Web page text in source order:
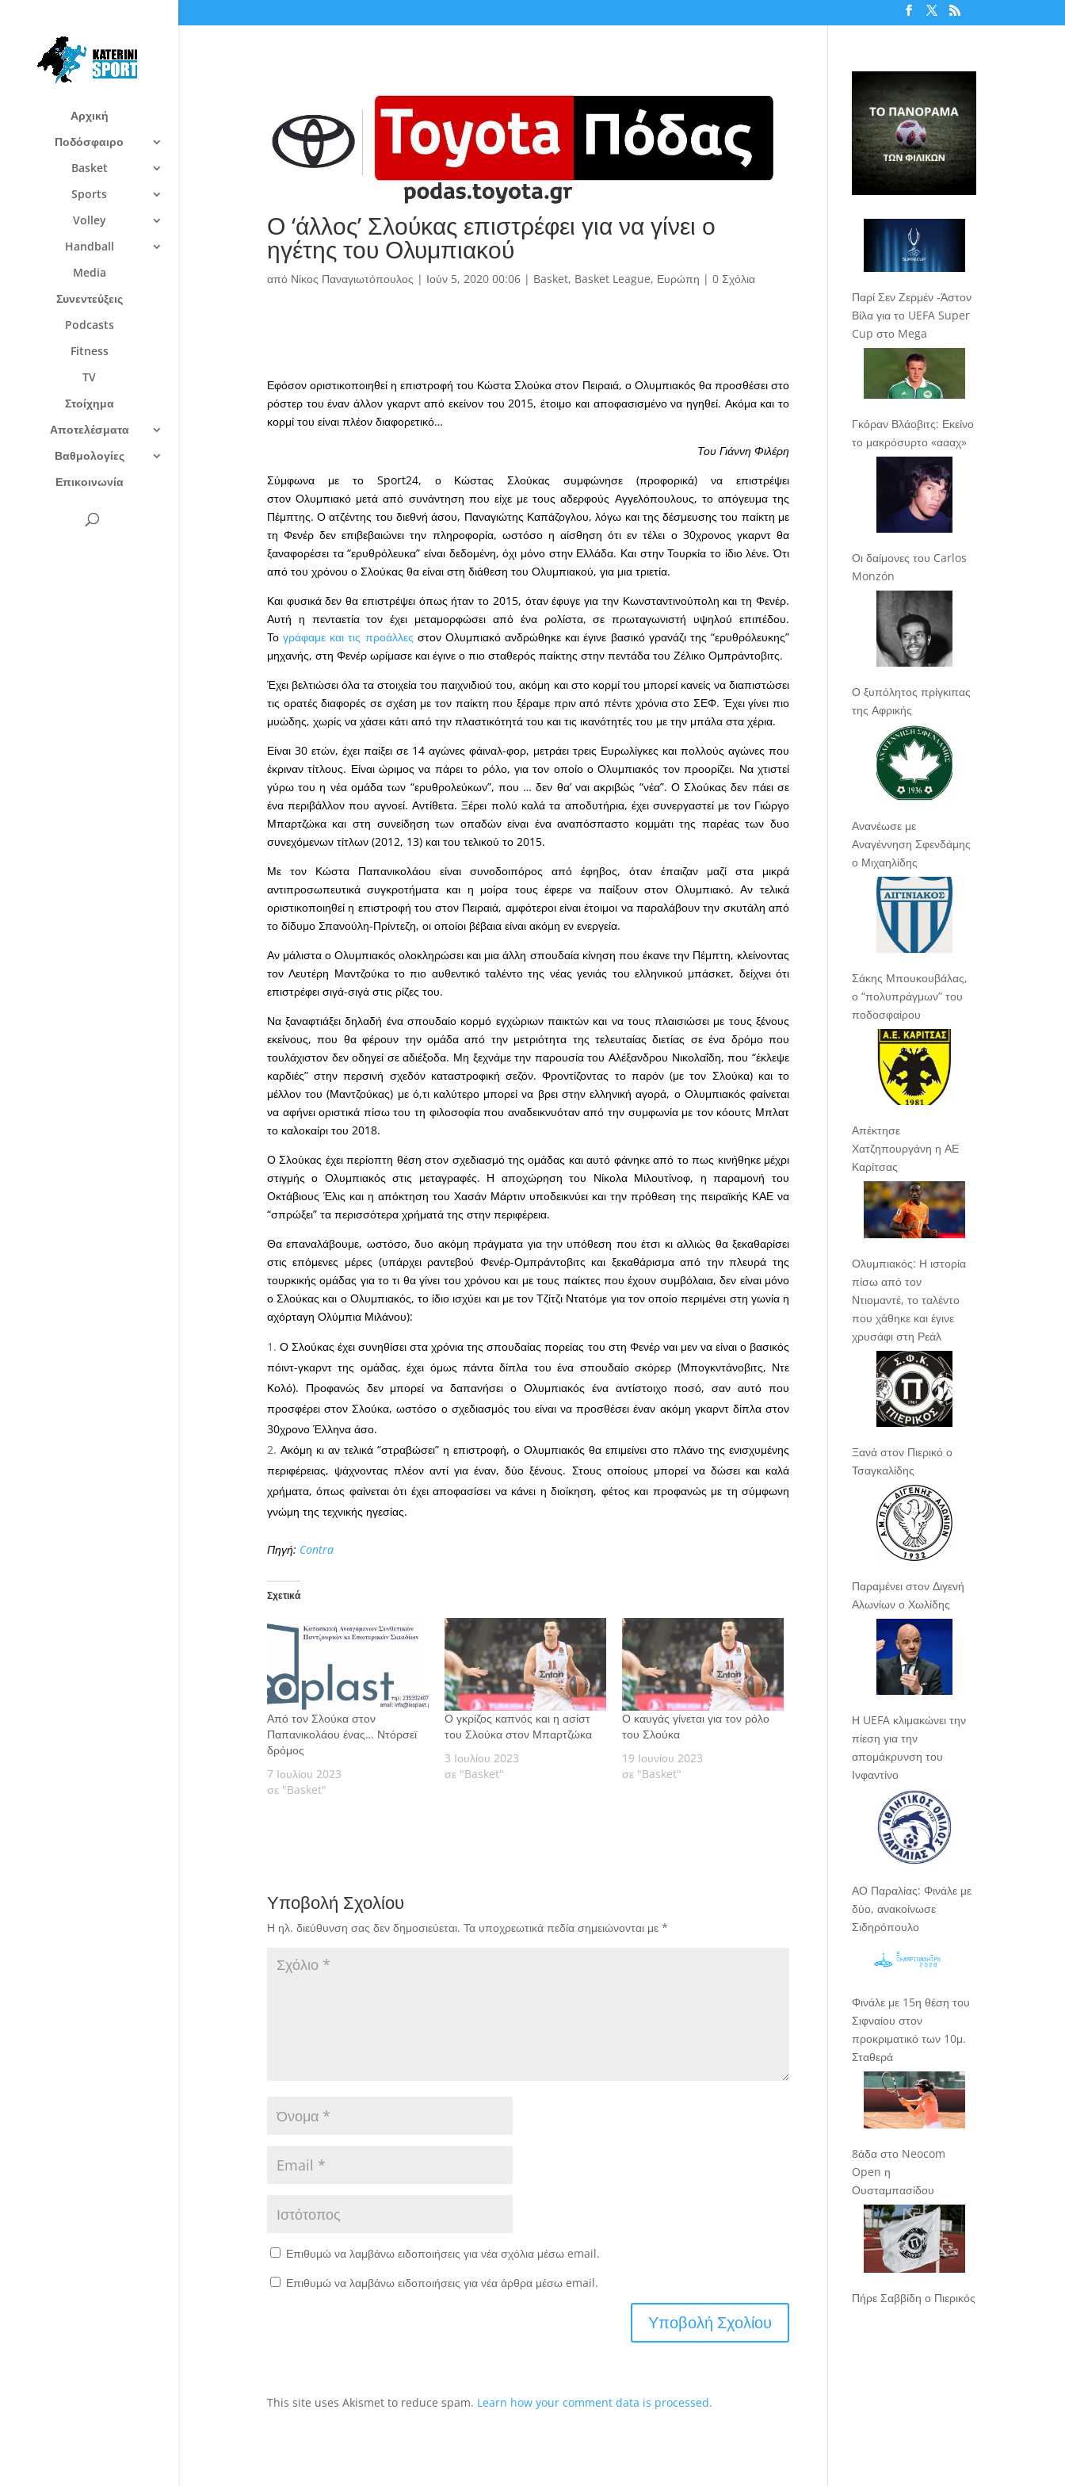
Αρχική
Ποδόσφαιρο
Basket
Sports
Volley
Handball
Media
Συνεντεύξεις
Podcasts
Fitness
TV
Στοίχημα
Αποτελέσματα
Βαθμολογίες
Επικοινωνία
Ο ‘άλλος’ Σλούκας επιστρέφει για να γίνει ο
ηγέτης του Ολυμπιακού
από Νίκος Παναγιωτόπουλος | Ιούν 5, 2020 00:06| Basket, Basket League, Ευρώπη | 0 Σχόλια
Εφόσον οριστικοποιηθεί η επιστροφή του Κώστα Σλούκα στον Πειραιά, ο Ολυμπιακός θα προσθέσει στο
ρόστερ του έναν άλλον γκαρντ από εκείνον του 2015, έτοιμο και αποφασισμένο να ηγηθεί. Ακόμα και το
κορμί του είναι πλέον διαφορετικό…
Του Γιάννη Φιλέρη
Σύμφωνα με το Sport24, ο Κώστας Σλούκας συμφώνησε (προφορικά) να επιστρέψει
στον Ολυμπιακό μετά από συνάντηση που είχε με τους αδερφούς Αγγελόπουλους, το απόγευμα της
Πέμπτης. Ο ατζέντης του διεθνή άσου, Παναγιώτης Καπάζογλου, λόγω και της δέσμευσης του παίκτη με
τη Φενέρ δεν επιβεβαιώνει την πληροφορία, ωστόσο η αίσθηση ότι εν τέλει ο 30χρονος γκαρντ θα
ξαναφορέσει τα “ερυθρόλευκα” είναι δεδομένη, όχι μόνο στην Ελλάδα. Και στην Τουρκία το ίδιο λένε. Ότι
από του χρόνου ο Σλούκας θα είναι στη διάθεση του Ολυμπιακού, για μια τριετία.
Και φυσικά δεν θα επιστρέψει όπως ήταν το 2015, όταν έφυγε για την Κωνσταντινούπολη και τη Φενέρ.
Αυτή η πενταετία τον έχει μεταμορφώσει από ένα ρολίστα, σε πρωταγωνιστή υψηλού επιπέδου.
Το γράφαμε και τις προάλλες στον Ολυμπιακό ανδρώθηκε και έγινε βασικό γρανάζι της “ερυθρόλευκης”
μηχανής, στη Φενέρ ωρίμασε και έγινε ο πιο σταθερός παίκτης στην πεντάδα του Ζέλικο Ομπράντοβιτς.
Έχει βελτιώσει όλα τα στοιχεία του παιχνιδιού του, ακόμη και στο κορμί του μπορεί κανείς να διαπιστώσει
τις ορατές διαφορές σε σχέση με τον παίκτη που ξέραμε πριν από πέντε χρόνια στο ΣΕΦ. Έχει γίνει πιο
μυώδης, χωρίς να χάσει κάτι από την πλαστικότητά του και τις ικανότητές του με την μπάλα στα χέρια.
Είναι 30 ετών, έχει παίξει σε 14 αγώνες φάιναλ-φορ, μετράει τρεις Ευρωλίγκες και πολλούς αγώνες που
έκριναν τίτλους. Είναι ώριμος να πάρει το ρόλο, για τον οποίο ο Ολυμπιακός τον προορίζει. Να χτιστεί
γύρω του η νέα ομάδα των “ερυθρολεύκων”, που … δεν θα’ ναι ακριβώς “νέα”. Ο Σλούκας δεν πάει σε
ένα περιβάλλον που αγνοεί. Αντίθετα. Ξέρει πολύ καλά τα αποδυτήρια, έχει συνεργαστεί με τον Γιώργο
Μπαρτζώκα και στη συνείδηση των οπαδών είναι ένα αναπόσπαστο κομμάτι της παρέας των δυο
συνεχόμενων τίτλων (2012, 13) και του τελικού το 2015.
Με τον Κώστα Παπανικολάου είναι συνοδοιπόρος από έφηβος, όταν έπαιζαν μαζί στα μικρά
αντιπροσωπευτικά συγκροτήματα και η μοίρα τους έφερε να παίξουν στον Ολυμπιακό. Αν τελικά
οριστικοποιηθεί η επιστροφή του στον Πειραιά, αμφότεροι είναι έτοιμοι να παραλάβουν την σκυτάλη από
το δίδυμο Σπανούλη-Πρίντεζη, οι οποίοι βέβαια είναι ακόμη εν ενεργεία.
Αν μάλιστα ο Ολυμπιακός ολοκληρώσει και μια άλλη σπουδαία κίνηση που έκανε την Πέμπτη, κλείνοντας
τον Λευτέρη Μαντζούκα το πιο αυθεντικό ταλέντο της νέας γενιάς του ελληνικού μπάσκετ, δείχνει ότι
επιστρέφει σιγά-σιγά στις ρίζες του.
Να ξαναφτιάξει δηλαδή ένα σπουδαίο κορμό εγχώριων παικτών και να τους πλαισιώσει με τους ξένους
εκείνους, που θα φέρουν την ομάδα από την μετριότητα της τελευταίας διετίας σε ένα δρόμο που
τουλάχιστον δεν οδηγεί σε αδιέξοδα. Μη ξεχνάμε την παρουσία του Αλέξανδρου Νικολαΐδη, που “έκλεψε
καρδιές” στην περσινή σχεδόν καταστροφική σεζόν. Φροντίζοντας το παρόν (με τον Σλούκα) και το
μέλλον του (Μαντζούκας) με ό,τι καλύτερο μπορεί να βρει στην ελληνική αγορά, ο Ολυμπιακός φαίνεται
να αφήνει οριστικά πίσω του τη φιλοσοφία που αναδεικνυόταν από την συμφωνία με τον κόουτς Μπλατ
το καλοκαίρι του 2018.
Ο Σλούκας έχει περίοπτη θέση στον σχεδιασμό της ομάδας και αυτό φάνηκε από το πως κινήθηκε μέχρι
στιγμής ο Ολυμπιακός στις μεταγραφές. Η αποχώρηση του Νίκολα Μιλουτίνοφ, η παραμονή του
Οκτάβιους Έλις και η απόκτηση του Χασάν Μάρτιν υποδεικνύει και την πρόθεση της πειραϊκής ΚΑΕ να
“σπρώξει” τα περισσότερα χρήματά της στην περιφέρεια.
Θα επαναλάβουμε, ωστόσο, δυο ακόμη πράγματα για την υπόθεση που έτσι κι αλλιώς θα ξεκαθαρίσει
στις επόμενες μέρες (υπάρχει ραντεβού Φενέρ-Ομπράντοβιτς και ξεκαθάρισμα από την πλευρά της
τουρκικής ομάδας για το τι θα γίνει του χρόνου και με τους παίκτες που έχουν συμβόλαια, δεν είναι μόνο
ο Σλούκας και ο Ολυμπιακός, το ίδιο ισχύει και με τον Τζίτζι Ντατόμε για τον οποίο περιμένει στη γωνία η
αχόρταγη Ολύμπια Μιλάνου):
Ο Σλούκας έχει συνηθίσει στα χρόνια της σπουδαίας πορείας του στη Φενέρ ναι μεν να είναι ο βασικός
πόιντ-γκαρντ της ομάδας, έχει όμως πάντα δίπλα του ένα σπουδαίο σκόρερ (Μπογκντάνοβιτς, Ντε
Κολό). Προφανώς δεν μπορεί να δαπανήσει ο Ολυμπιακός ένα αντίστοιχο ποσό, σαν αυτό που
προσφέρει στον Σλούκα, ωστόσο ο σχεδιασμός του είναι να προσθέσει έναν ακόμη γκαρντ δίπλα στον
30χρονο Έλληνα άσο.
Ακόμη κι αν τελικά “στραβώσει” η επιστροφή, ο Ολυμπιακός θα επιμείνει στο πλάνο της ενισχυμένης
περιφέρειας, ψάχνοντας πλέον αντί για έναν, δύο ξένους. Στους οποίους μπορεί να δώσει και καλά
χρήματα, όπως φαίνεται ότι έχει αποφασίσει να κάνει η διοίκηση, φέτος και προφανώς με τη σύμφωνη
γνώμη της τεχνικής ηγεσίας.
Πηγή: Contra
Σχετικά
Από τον Σλούκα στον
Παπανικολάου ένας… Ντόρσεϊ
δρόμος
7 Ιουλίου 2023
σε "Basket"
Ο γκρίζος καπνός και η ασίστ
του Σλούκα στον Μπαρτζώκα
3 Ιουλίου 2023
σε "Basket"
Ο καυγάς γίνεται για τον ρόλο
του Σλούκα
19 Ιουνίου 2023
σε "Basket"
Υποβολή Σχολίου
Η ηλ. διεύθυνση σας δεν δημοσιεύεται. Τα υποχρεωτικά πεδία σημειώνονται με *
Επιθυμώ να λαμβάνω ειδοποιήσεις για νέα σχόλια μέσω email.
Επιθυμώ να λαμβάνω ειδοποιήσεις για νέα άρθρα μέσω email.
This site uses Akismet to reduce spam. Learn how your comment data is processed.
Παρί Σεν Ζερμέν -Άστον
Βίλα για το UEFA Super
Cup στο Mega
Γκόραν Βλάοβιτς: Εκείνο
το μακρόσυρτο «αααχ»
Οι δαίμονες του Carlos
Monzón
Ο ξυπόλητος πρίγκιπας
της Αφρικής
Ανανέωσε με
Αναγέννηση Σφενδάμης
ο Μιχαηλίδης
Σάκης Μπουκουβάλας,
ο “πολυπράγμων” του
ποδοσφαίρου
Απέκτησε
Χατζηπουργάνη η ΑΕ
Καρίτσας
Ολυμπιακός: Η ιστορία
πίσω από τον
Ντιομαντέ, το ταλέντο
που χάθηκε και έγινε
χρυσάφι στη Ρεάλ
Ξανά στον Πιερικό ο
Τσαγκαλίδης
Παραμένει στον Διγενή
Αλωνίων ο Χωλίδης
Η UEFA κλιμακώνει την
πίεση για την
απομάκρυνση του
Ινφαντίνο
ΑΟ Παραλίας: Φινάλε με
δύο, ανακοίνωσε
Σιδηρόπουλο
Φινάλε με 15η θέση του
Σιφναίου στον
προκριματικό των 10μ.
Σταθερά
8άδα στο Neocom
Open η
Ουσταμπασίδου
Πήρε Σαββίδη ο Πιερικός